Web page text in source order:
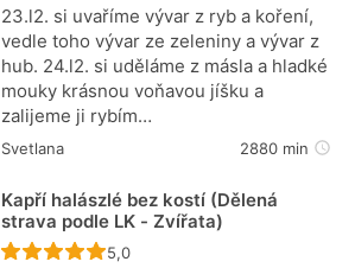
23.l2. si uvaříme vývar z ryb a koření,
vedle toho vývar ze zeleniny a vývar z
hub. 24.l2. si uděláme z másla a hladké
mouky krásnou voňavou jíšku a
zalijeme ji rybím…
Svetlana 2880 min
Kapří halászlé bez kostí (Dělená
strava podle LK - Zvířata)
Recept ještě nebyl hodnocen
5,0